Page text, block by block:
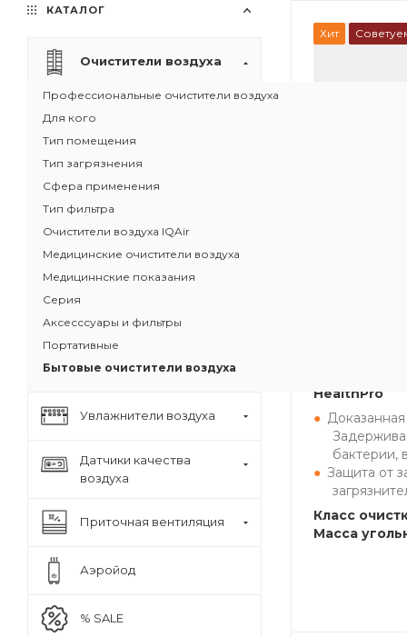
Хит
HealthPro
бактерии,
Защита от
Класс
Масса
КАТАЛОГ
Очистители воздуха
Профессиональные очистители воздуха
Для кого
Тип помещения
Тип загрязнения
Сфера применения
Тип фильтра
Очистители воздуха IQAir
Медицинские очистители воздуха
Медициннские показания
Серия
Аксесссуары и фильтры
Портативные
Бытовые очистители воздуха
Увлажнители воздуха
Датчики качества
воздуха
Приточная вентиляция
Аэройод
% SALE